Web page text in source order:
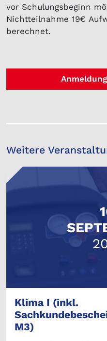
vor Schulungsbeginn
Nichtteilnahme 19€
berechnet.
Weitere
Klima I (inkl.
M3)